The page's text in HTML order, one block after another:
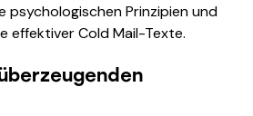
psychologischen Prinzipien und
effektiver Cold Mail-Texte.